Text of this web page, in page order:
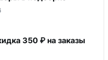
350 ₽ на заказы